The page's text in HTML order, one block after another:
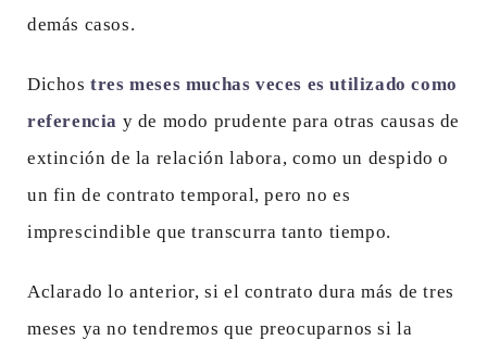
demás casos.
Dichos tres meses muchas veces es utilizado como
referencia y de modo prudente para otras causas de
extinción de la relación labora, como un despido o
un fin de contrato temporal, pero no es
imprescindible que transcurra tanto tiempo.
Aclarado lo anterior, si el contrato dura más de tres
meses ya no tendremos que preocuparnos si la